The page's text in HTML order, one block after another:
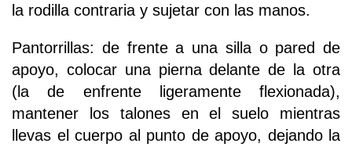
la rodilla contraria y sujetar con las manos.
Pantorrillas: de frente a una silla o pared de
apoyo, colocar una pierna delante de la otra
(la de enfrente ligeramente flexionada),
mantener los talones en el suelo mientras
llevas el cuerpo al punto de apoyo, dejando la